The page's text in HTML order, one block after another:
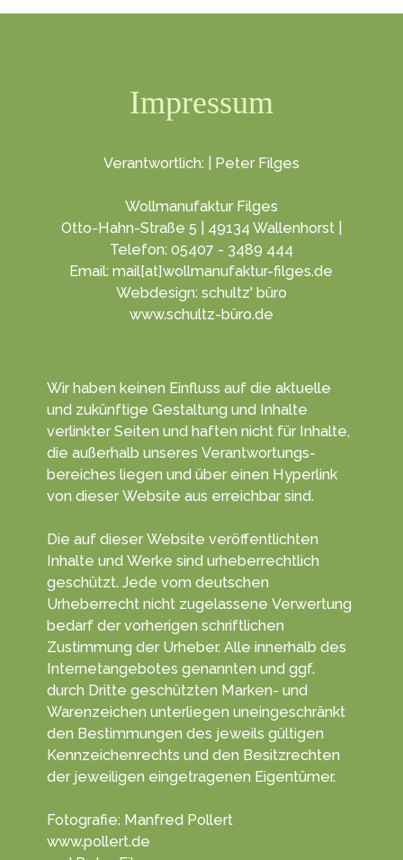
Impressum
Verantwortlich: | Peter Filges
Wollmanufaktur Filges
Otto-Hahn-Straße 5 | 49134 Wallenhorst |
Telefon: 05407 - 3489 444
Email: mail[at]wollmanufaktur-filges.de
Webdesign: schultz' büro
www.schultz-büro.de
Wir haben keinen Ein­fluss auf die aktuelle
und zukünf­tige Gestal­tung und Inhalte
verlinkter Seiten und haften nicht für Inhalte,
die außerhalb unseres Verant­wortungs­
bereiches liegen und über einen Hyper­link
von dieser Web­site aus erreichbar sind.
Die auf dieser Website veröffentlichten
Inhalte und Werke sind urheber­rechtlich
geschützt. Jede vom deutschen
Urheberrecht nicht zugelassene Verwertung
bedarf der vorherigen schriftlichen
Zustimmung der Urheber. Alle innerhalb des
Internetangebotes genannten und ggf.
durch Dritte geschützten Marken- und
Waren­zeichen unter­liegen unein­geschränkt
den Bestim­mungen des jeweils gültigen
Kenn­zeichen­rechts und den Besitz­rechten
der jeweiligen einge­tragenen Eigen­tümer.
Fotografie: Manfred Pollert
www.pollert.de